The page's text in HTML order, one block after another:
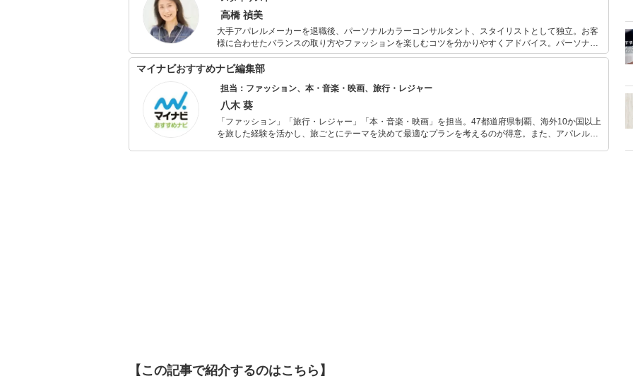
高橋 禎美
大手アパレルメーカーを退職後、パーソナルカラーコンサルタント、スタイリストとして独立。お客
様に合わせたバランスの取り方やファッションを楽しむコツを分かりやすくアドバイス。パーソナル
カラー診断も会社員時代から仕事の中で関わっており実績と定評がある。 また、FPとしても活動して
おり、個人FP相談や投資初心者の女性に向けた「はじめての投資セミナー」を開催中。お金とファッ
マイナビおすすめナビ編集部
担当：ファッション、本・音楽・映画、旅行・レジャー
八木 葵
「ファッション」「旅行・レジャー」「本・音楽・映画」を担当。47都道府県制覇、海外10か国以上
を旅した経験を活かし、旅ごとにテーマを決めて最適なプランを考えるのが得意。また、アパレルシ
【この記事で紹介するのはこちら】